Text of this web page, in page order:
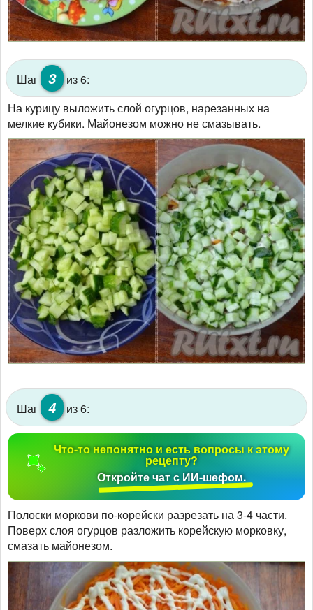
Шаг 3
из 6:
На курицу выложить слой огурцов, нарезанных на
мелкие кубики. Майонезом можно не смазывать.
Шаг 4 из 6:
Что-то непонятно и есть вопросы к этому
рецепту?
Откройте чат с ИИ-шефом.
Полоски моркови по-корейски разрезать на 3-4 части.
Поверх слоя огурцов разложить корейскую морковку,
смазать майонезом.